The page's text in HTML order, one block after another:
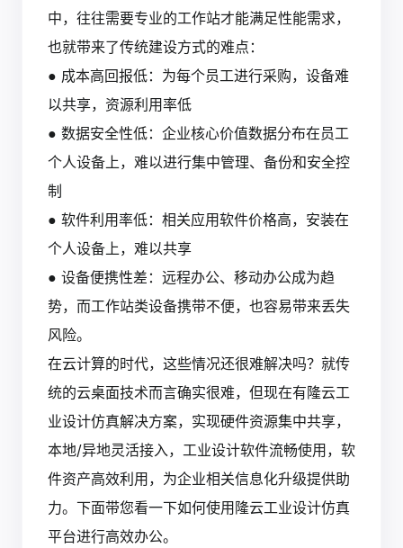
中，往往需要专业的工作站才能满足性能需求，
也就带来了传统建设方式的难点：
● 成本高回报低：为每个员工进行采购，设备难
以共享，资源利用率低
● 数据安全性低：企业核心价值数据分布在员工
个人设备上，难以进行集中管理、备份和安全控
制
● 软件利用率低：相关应用软件价格高，安装在
个人设备上，难以共享
● 设备便携性差：远程办公、移动办公成为趋
势，而工作站类设备携带不便，也容易带来丢失
风险。
在云计算的时代，这些情况还很难解决吗？就传
统的云桌面技术而言确实很难，但现在有隆云工
业设计仿真解决方案，实现硬件资源集中共享，
本地/异地灵活接入，工业设计软件流畅使用，软
件资产高效利用，为企业相关信息化升级提供助
力。下面带您看一下如何使用隆云工业设计仿真
平台进行高效办公。